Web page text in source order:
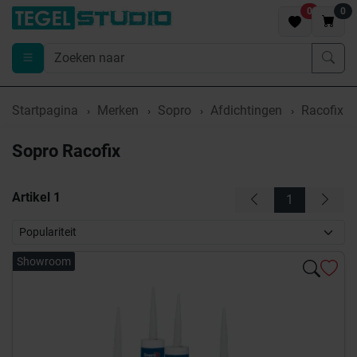
0 0
Startpagina Merken Sopro Afdichtingen Racofix
Sopro Racofix
Artikel 1 1
Showroom